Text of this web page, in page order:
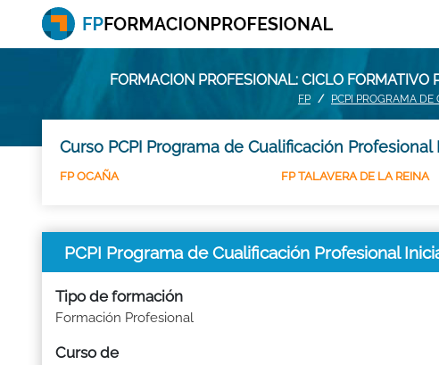
FORMACION PROFESIONAL: CICLO
FP PCPI PROGRAMA
Curso PCPI Programa de Cualificación
FP OCAÑA FP TALAVERA DE LA REINA
PCPI Programa de Cualificación Profesional
Tipo de formación
Formación Profesional
Curso de